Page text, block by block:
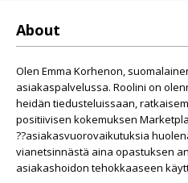
About
Olen Emma Korhenon,
asiakaspalvelussa. Roolini on
heidän tiedusteluissaan,
positiivisen kokemuksen
??asiakasvuorovaikutuksia
vianetsinnästä aina opastuksen
asiakashoidon tehokkaaseen